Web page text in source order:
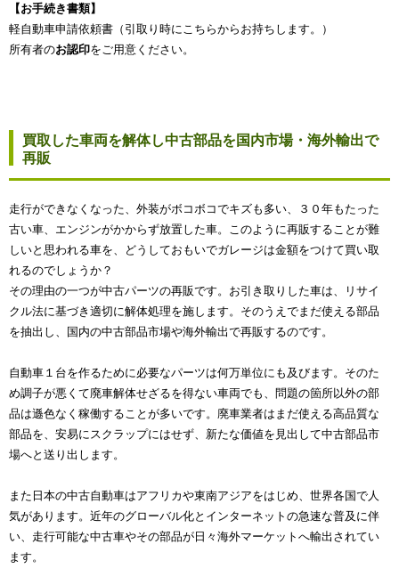
【お手続き書類】
軽自動車申請依頼書（引取り時にこちらからお持ちします。）
所有者のお認印をご用意ください。
買取した車両を解体し中古部品を国内市場・海外輸出で
再販
走行ができなくなった、外装がボコボコでキズも多い、３０年もたった
古い車、エンジンがかからず放置した車。このように再販することが難
しいと思われる車を、どうしておもいでガレージは金額をつけて買い取
れるのでしょうか？
その理由の一つが中古パーツの再販です。お引き取りした車は、リサイ
クル法に基づき適切に解体処理を施します。そのうえでまだ使える部品
を抽出し、国内の中古部品市場や海外輸出で再販するのです。
自動車１台を作るために必要なパーツは何万単位にも及びます。そのた
め調子が悪くて廃車解体せざるを得ない車両でも、問題の箇所以外の部
品は遜色なく稼働することが多いです。廃車業者はまだ使える高品質な
部品を、安易にスクラップにはせず、新たな価値を見出して中古部品市
場へと送り出します。
また日本の中古自動車はアフリカや東南アジアをはじめ、世界各国で人
気があります。近年のグローバル化とインターネットの急速な普及に伴
い、走行可能な中古車やその部品が日々海外マーケットへ輸出されてい
ます。